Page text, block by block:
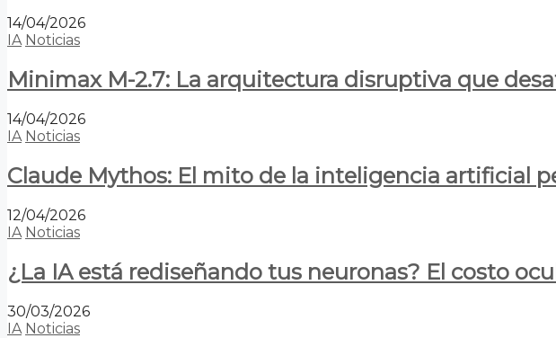
14/04/2026
IA Noticias
Minimax M-2.7: La arquitectura disruptiva que
14/04/2026
IA Noticias
Claude Mythos: El mito de la inteligencia artificial
12/04/2026
IA Noticias
¿La IA está rediseñando tus neuronas? El costo
30/03/2026
IA Noticias